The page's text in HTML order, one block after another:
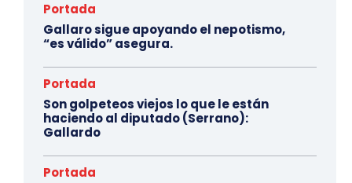
Portada
Gallaro sigue apoyando el nepotismo,
“es válido” asegura.
Portada
Son golpeteos viejos lo que le están
haciendo al diputado (Serrano):
Gallardo
Portada